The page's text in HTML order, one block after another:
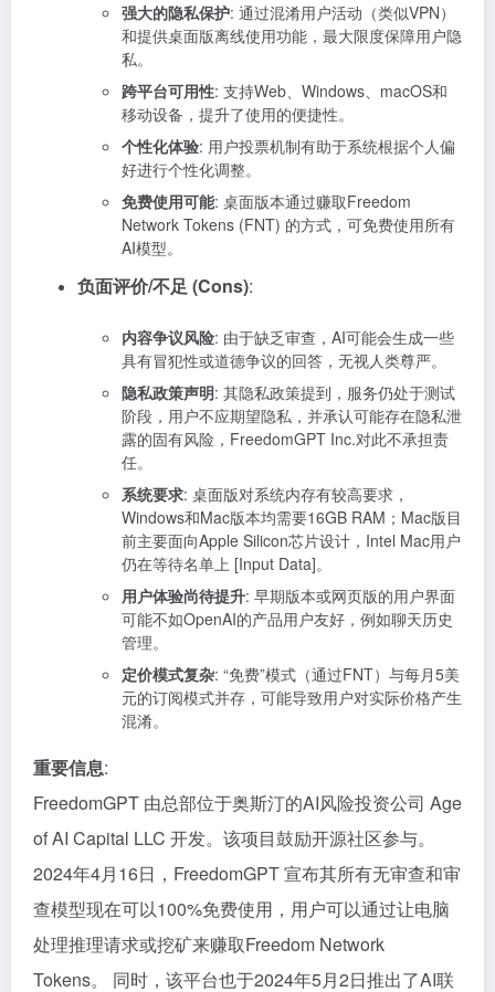
强大的隐私保护: 通过混淆用户活动（类似VPN）
和提供桌面版离线使用功能，最大限度保障用户隐
私。
跨平台可用性: 支持Web、Windows、macOS和
移动设备，提升了使用的便捷性。
个性化体验: 用户投票机制有助于系统根据个人偏
好进行个性化调整。
免费使用可能: 桌面版本通过赚取Freedom
Network Tokens (FNT) 的方式，可免费使用所有
AI模型。
负面评价/不足 (Cons):
内容争议风险: 由于缺乏审查，AI可能会生成一些
具有冒犯性或道德争议的回答，无视人类尊严。
隐私政策声明: 其隐私政策提到，服务仍处于测试
阶段，用户不应期望隐私，并承认可能存在隐私泄
露的固有风险，FreedomGPT Inc.对此不承担责
任。
系统要求: 桌面版对系统内存有较高要求，
Windows和Mac版本均需要16GB RAM；Mac版目
前主要面向Apple Silicon芯片设计，Intel Mac用户
仍在等待名单上 [Input Data]。
用户体验尚待提升: 早期版本或网页版的用户界面
可能不如OpenAI的产品用户友好，例如聊天历史
管理。
定价模式复杂: “免费”模式（通过FNT）与每月5美
元的订阅模式并存，可能导致用户对实际价格产生
混淆。
重要信息:
FreedomGPT 由总部位于奥斯汀的AI风险投资公司 Age
of AI Capital LLC 开发。该项目鼓励开源社区参与。
2024年4月16日，FreedomGPT 宣布其所有无审查和审
查模型现在可以100%免费使用，用户可以通过让电脑
处理推理请求或挖矿来赚取Freedom Network
Tokens。 同时，该平台也于2024年5月2日推出了AI联